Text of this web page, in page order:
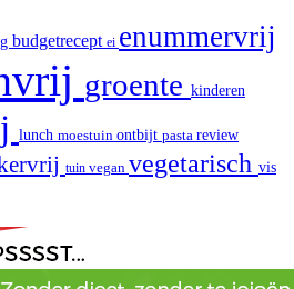
budgetrecept ei enummervrij
groente kinderen
lunch moestuin ontbijt pasta review
tuin vegan vegetarisch vis